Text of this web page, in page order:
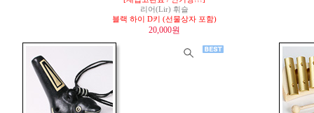
리어(Lir) 휘슬
블랙 하이 D키 (선물상자 포함)
20,000원